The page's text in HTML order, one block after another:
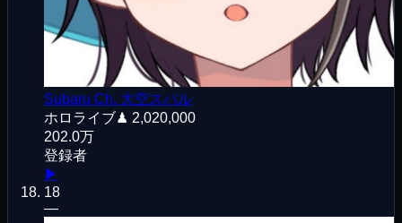
Subaru Ch. 大空スバル
ホロライブ♟ 2,020,000
202.0万
登録者
▶
18
—